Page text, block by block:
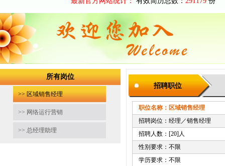
所有岗位
>> 区域销售经理
>> 网络运行营销
>> 总经理助理
招聘职位
职位名称：区域销售经理
招聘岗位：经理／销售经理
招聘人数：[20]人
性别要求：不限
学历要求：不限